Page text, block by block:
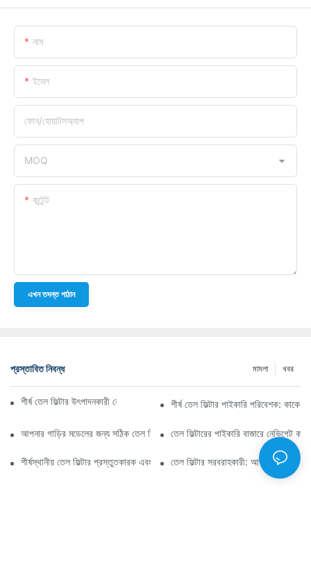
নাম
ইমেল
ফোন/হোয়াটসঅ্যাপ
MOQ
কন্টেন্ট
এখন তদন্ত পাঠান
প্রস্তাবিত নিবন্ধ খবর
মামলা
শীর্ষ তেল ফিল্টার উৎপাদনকারী কোম্পানি: একটি বিস্তৃত সারসংক্ষেপশীর্ষ তেল ফিল্টার পাইকারি পরিবেশক: কাকে
আপনার গাড়ির মডেলের জন্য সঠিক তেল ফিল্টার নির্বাচন করা: মূল বিবেচ্য বিষয়গুলি
তেল ফিল্টারের পাইকারি বাজারে নেভিগেট
শীর্ষস্থানীয় তেল ফিল্টার প্রস্তুতকারক এবং তাদের উদ্ভাবনের উপর স্পটলাইট
তেল ফিল্টার সরবরাহকারী: আপনার ব্যবসার